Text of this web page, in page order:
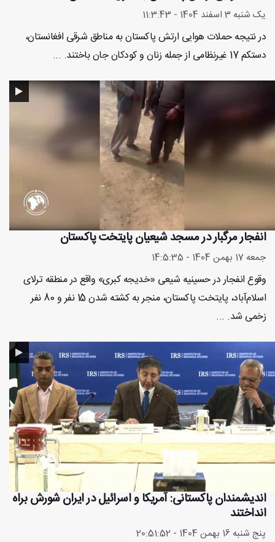
یک شنبه 3 اسفند 1404 - 11:3:43
در نتیجه حملات هوایی ارتش پاکستان به مناطق شرقی افغانستان،
دستکم 17 غیرنظامی از جمله زنان و کودکان جان باختند. ...
انفجار مرگبار در مسجد شیعیان پایتخت پاکستان
جمعه 17 بهمن 1404 - 14:5:35
وقوع انفجار در حسینیه شیعی «خدیجه کبری» واقع در منطقه ترلای
اسلام‌آباد، پایتخت پاکستان، منجر به کشته شدن 15 نفر و 80 نفر
زخمی شد. ...
اندیشمندان پاکستانی: آمریکا و اسرائیل در ایران شورش براه
انداختند
پنج شنبه 16 بهمن 1404 - 20:51:52